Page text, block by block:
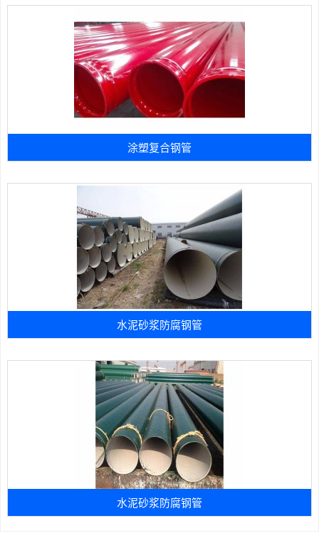
涂塑复合钢管
水泥砂浆防腐钢管
水泥砂浆防腐钢管